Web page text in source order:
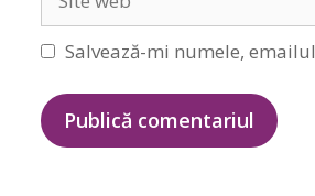
web
Salvează-mi numele,